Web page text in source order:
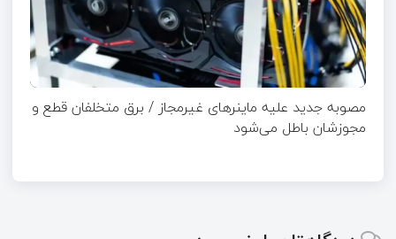
مصوبه جدید علیه ماینرهای غیرمجاز / برق متخلفان قطع و
مجوزشان باطل می‌شود